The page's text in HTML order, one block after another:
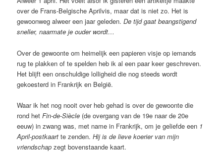
over de Frans-Belgische Aprilvis, maar dat is niet zo. Het is
gewoonweg alweer een jaar geleden.De tijd gaat beangstigend
sneller, naarmate je ouder wordt…
Over de gewoonte om heimelijk een papieren visje op iemands
rug te plakken of te spelden heb ik al een paar keer geschreven.
Het blijft een onschuldige lolligheid die nog steeds wordt
gekoesterd in Frankrijk en België.
Waar ik het nog nooit over heb gehad is over de gewoonte die
rond hetFin-de-Siècle (de overgang van de 19e naar de 20e
eeuw) in zwang was, met name in Frankrijk, om je geliefde een 1
April-postkaart te zenden.Hij is de lieve koerier van mijn
vriendschap zegt bovenstaande kaart.